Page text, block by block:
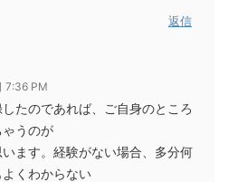
返信
7:36 PM
たのであれば、ご自身のところ
うのが
ます。経験がない場合、多分何
くわからない